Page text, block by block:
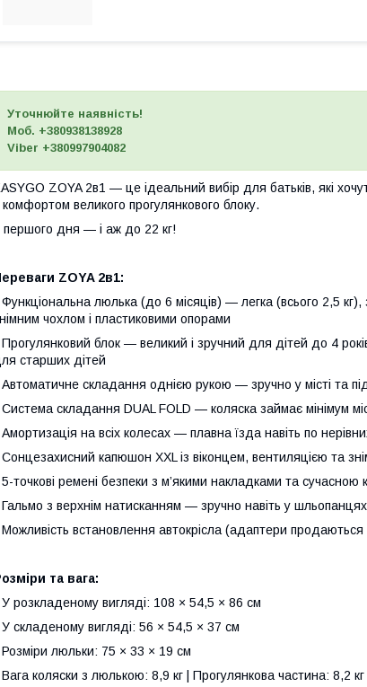
Уточнюйте наявність!
Моб. +380938138928
Viber +380997904082
ZOYA 2в1 — це ідеальний вибір для батьків, які
комфортом великого прогулянкового блоку.
першого дня — і аж до 22 кг!
ZOYA 2в1:
Функціональна люлька (до 6 місяців) — легка (всього 2,5
чохлом і пластиковими опорами
Прогулянковий блок — великий і зручний для дітей до 4
старших дітей
Автоматичне складання однією рукою — зручно у місті та
Система складання DUAL FOLD — коляска займає мінімум
Амортизація на всіх колесах — плавна їзда навіть по
Сонцезахисний капюшон XXL із віконцем, вентиляцією та
5-точкові ремені безпеки з м’якими накладками та
Гальмо з верхнім натисканням — зручно навіть у шльопанцях
Можливість встановлення автокрісла (адаптери
та вага:
У розкладеному вигляді: 108 × 54,5 × 86 см
У складеному вигляді: 56 × 54,5 × 37 см
Розміри люльки: 75 × 33 × 19 см
Вага коляски з люлькою: 8,9 кг | Прогулянкова частина: 8,2 кг